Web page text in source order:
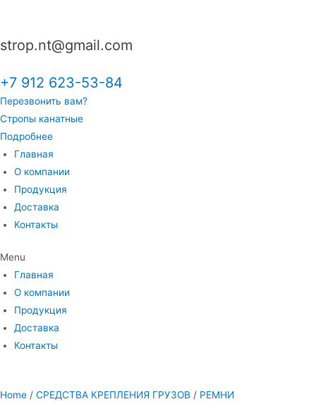
содержимому
strop.nt@gmail.com
+7 912 623-53-84
Перезвонить вам?
Стропы канатные
Подробнее
Главная
О компании
Продукция
Доставка
Контакты
Menu
Главная
О компании
Продукция
Доставка
Контакты
Home / СРЕДСТВА КРЕПЛЕНИЯ ГРУЗОВ / РЕМНИ